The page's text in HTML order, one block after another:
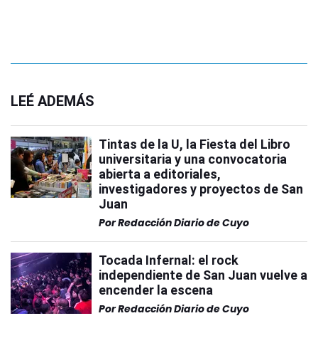
LEÉ ADEMÁS
Tintas de la U, la Fiesta del Libro
universitaria y una convocatoria
abierta a editoriales,
investigadores y proyectos de San
Juan
PorRedacción Diario de Cuyo
Tocada Infernal: el rock
independiente de San Juan vuelve a
encender la escena
PorRedacción Diario de Cuyo